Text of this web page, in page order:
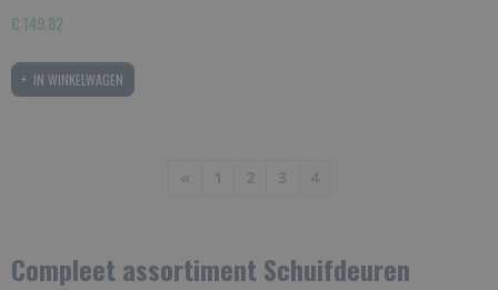
€ 149,82
IN WINKELWAGEN
« 1 2 3
Compleet assortiment Schuifdeuren